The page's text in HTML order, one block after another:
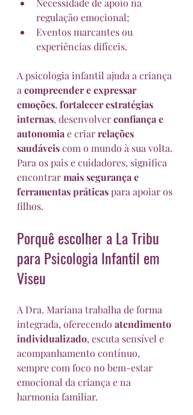
Necessidade de apoio na
regulação emocional;
Eventos marcantes ou
experiências difíceis.
A psicologia infantil ajuda a criança
a compreender e expressar
emoções, fortalecer estratégias
internas, desenvolver confiança e
autonomia e criar relações
saudáveis com o mundo à sua volta.
Para os pais e cuidadores, significa
encontrar mais segurança e
ferramentas práticas para apoiar os
filhos.
Porquê escolher a La Tribu
para Psicologia Infantil em
Viseu
A Dra. Mariana trabalha de forma
integrada, oferecendo atendimento
individualizado, escuta sensível e
acompanhamento contínuo,
sempre com foco no bem-estar
emocional da criança e na
harmonia familiar.